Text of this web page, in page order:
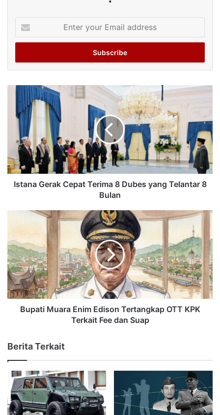
your
Email
Istana Gerak Cepat Terima 8 Dubes yang Telantar 8
Bulan
Bupati Muara Enim Edison Tertangkap OTT KPK
Terkait Fee dan Suap
Berita Terkait